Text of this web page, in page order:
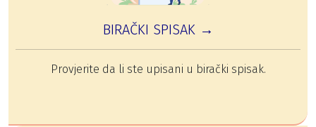
BIRAČKI SPISAK →
Provjerite da li ste upisani u birački spisak.